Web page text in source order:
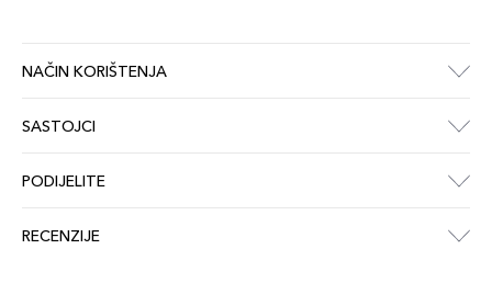
NAČIN KORIŠTENJA
SASTOJCI
PODIJELITE
RECENZIJE